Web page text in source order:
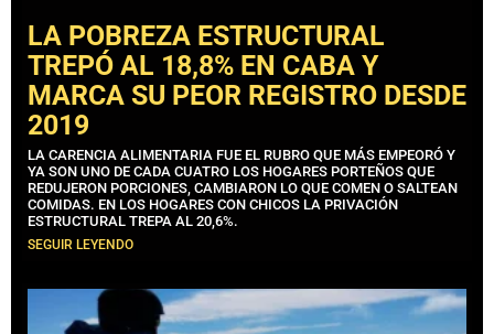
LA POBREZA ESTRUCTURAL
TREPÓ AL 18,8% EN CABA Y
MARCA SU PEOR REGISTRO DESDE
2019
LA CARENCIA ALIMENTARIA FUE EL RUBRO QUE MÁS EMPEORÓ Y
YA SON UNO DE CADA CUATRO LOS HOGARES PORTEÑOS QUE
REDUJERON PORCIONES, CAMBIARON LO QUE COMEN O SALTEAN
COMIDAS. EN LOS HOGARES CON CHICOS LA PRIVACIÓN
ESTRUCTURAL TREPA AL 20,6%.
SEGUIR LEYENDO